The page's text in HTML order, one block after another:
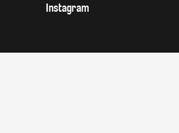
Instagram